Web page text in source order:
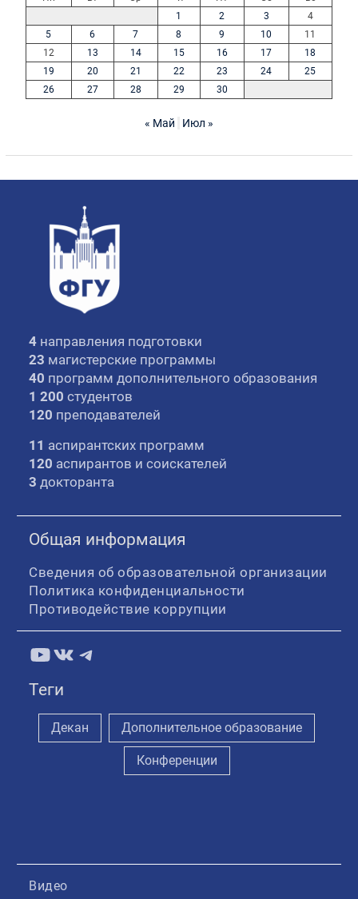
1
2 3
4
5
6 7 8 9 10
11
12
13 14 15 16 17
18
19
20 21 22 23 24
25
26
27 28 29 30
« Май Июл »
4 направления подготовки
23 магистерские программы
40 программ дополнительного образования
1 200 студентов
120 преподавателей
11 аспирантских программ
120 аспирантов и соискателей
3 докторанта
Общая информация
Сведения об образовательной организации
Политика конфиденциальности
Противодействие коррупции
YouTube
ВКонтакте
Telegram
Теги
Декан Дополнительное образование
Конференции
Видео